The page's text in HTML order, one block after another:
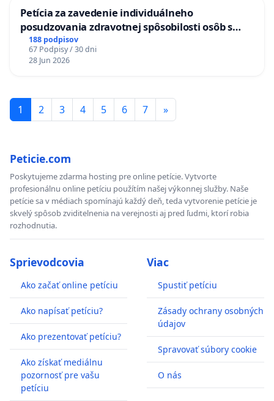
Petícia za zavedenie individuálneho
posudzovania zdravotnej spôsobilosti osôb s
diabetom 1. a 2. typu pri prijímaní do
Policajného zboru SR
188 podpisov
67 Podpisy / 30 dni
28 Jun 2026
1 2 3 4 5 6 7 »
Peticie.com
Poskytujeme zdarma hosting pre online petície. Vytvorte
profesionálnu online petíciu použítím našej výkonnej služby. Naše
petície sa v médiach spomínajú každý deň, teda vytvorenie petície je
skvelý spôsob zviditelnenia na verejnosti aj pred ľudmi, ktorí robia
rozhodnutia.
Sprievodcovia
Ako začať online petíciu
Ako napísať petíciu?
Ako prezentovať petíciu?
Ako získať mediálnu
pozornosť pre vašu
petíciu
Viac
Spustiť petíciu
Zásady ochrany osobných
údajov
Spravovať súbory cookie
O nás